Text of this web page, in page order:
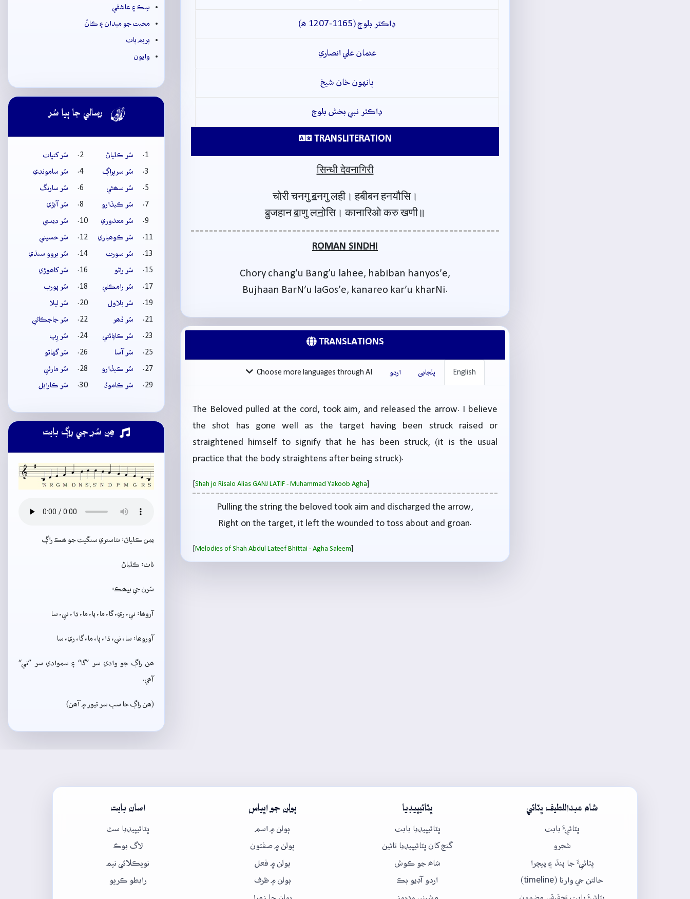
ڊاڪٽر بلوچ (1165-1207 ھ)
عثمان علي انصاري
ٻانهون خان شيخ
ڊاڪٽر نبي بخش بلوچ
TRANSLITERATION
सिन्धी देवनागिरी
चोरी चनगु ॿनगु लही। हबीबन हनयौसि।
ॿुजहान ॿाणु लॻोसि। कानारिओ करु खणी॥
ROMAN SINDHI
Chory chang’u Bang’u lahee, habiban hanyos’e,
Bujhaan BarN’u laGos’e, kanareo kar’u kharNi.
TRANSLATIONS
English پنْجابی اردو Choose more languages through AI
The Beloved pulled at the cord, took aim, and released the arrow. I believe
the shot has gone well as the target having been struck raised or
straightened himself to signify that he has been struck, (it is the usual
practice that the body straightens after being struck).
[Shah jo Risalo Alias GANJ LATIF - Muhammad Yakoob Agha
Pulling the string the beloved took aim and discharged the arrow,
Right on the target, it left the wounded to toss about and groan.
[Melodies of Shah Abdul Lateef Bhittai - Agha Saleem
سِڪ ۽ عاشقي
محبت جو ميدان ۽ ڪانُ
پريم پاٺ
وايون
 رسالي جا ٻيا سُر
سُر ڪلياڻ
سُر کنڀات
سُر سريراڳ
سُر سامونڊي
سُر سھڻي
سُر سارنگ
سُر ڪيڏارو
سُر آبڙي
سُر معذوري
سُر ديسي
سُر ڪوھياري
سُر حسيني
سُر سورٺ
سُر بروو سنڌي
سُر راڻو
سُر کاھوڙي
سُر رامڪلي
سُر پورب
سُر بلاول
سُر ليلا
سُر ڏھر
سُر جاجڪاڻي
سُر ڪاپائتي
سُر رِپ
سُر آسا
سُر گهاتو
سُر ڪيڏارو
سُر مارئي
سُر ڪاموڏ
سُر ڪارايل
ھِن سُر جي راڳ بابت
يمن ڪلياڻ: شاستري سنگيت جو ھڪ راڳ
ٺاٺ: ڪلياڻ
سُرن جي بيھڪ:
آروھا: ني، ري، گا، ما، پا، ما، ڌا، ني، سا
آوروھا: سا، ني، ڌا، پا، ما، گا، ري، سا
ھن راڳ جو وادي سر ”گا“ ۽ سموادي سر ”ني“
آھي.
(ھن راڳ جا سڀ سر تيور ۾ آھن)
شاھ عبداللطيف ڀٽائي
ڀٽائيءَ بابت
شجرو
ڀٽائيءَ جا پنڌ ۽ پيچرا
حالتن جي وارتا (timeline)
ڀٽائيپيڊيا
ڀٽائيپيڊيا بابت
گنج کان ڀٽائيپيڊيا تائين
شاھ جو ڪوش
اردو آڊيو بڪ
ٻولن جو اڀياس
ٻولن ۾ اسم
ٻولن ۾ صفتون
ٻولن ۾ فعل
ٻولن ۾ ظرف
اسان بابت
ڀٽائيپيڊيا سٿ
لاگ بوڪ
نويڪلائي نيم
رابطو ڪريو